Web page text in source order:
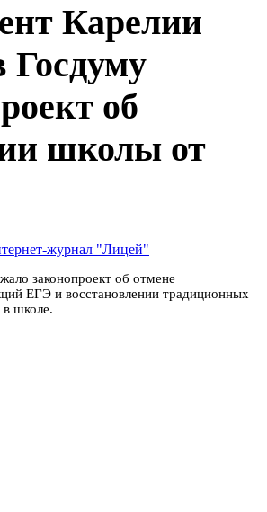
Карелии
Госдуму
об
школы от
журнал "Лицей"
законопроект об отмене
ЕГЭ и восстановлении традиционных
в школе.